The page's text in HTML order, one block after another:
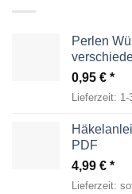
Perlen
0,95 €
Lieferzeit: 1-
PDF
4,99 €
Lieferzeit: